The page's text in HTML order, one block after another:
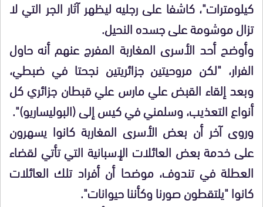
كيلومترات"، كاشفا على رجليه ليظهر آثار الجر التي لا
تزال موشومة على جسده النحيل.
وأوضح أحد الأسرى المغاربة المفرج عنهم أنه حاول
الفرار، "لكن مروحيتين جزائريتين نجحتا في ضبطي،
وبعد إلقاء القبض علي مارس علي قبطان جزائري كل
أنواع التعذيب، وسلمني في كيس إلى (البوليساريو)".
وروى آخر أن بعض الأسرى المغاربة كانوا يسهرون
على خدمة بعض العائلات الإسبانية التي تأتي لقضاء
العطلة في تندوف، موضحا أن أفراد تلك العائلات
كانوا "يلتقطون صورنا وكأننا حيوانات".